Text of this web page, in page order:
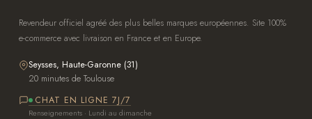
Revendeur officiel agréé des plus belles marques européennes. Site 100%
e-commerce avec livraison en France et en Europe.
Seysses, Haute-Garonne (31)
20 minutes de Toulouse
CHAT EN LIGNE 7J/7
Renseignements · Lundi au dimanche